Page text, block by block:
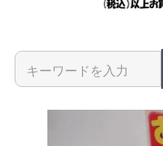
商品名やキーワードを